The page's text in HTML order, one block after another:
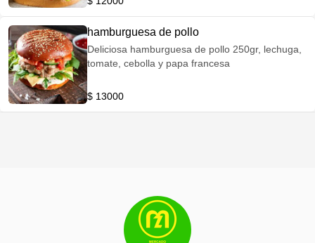
hamburguesa de pollo
Deliciosa hamburguesa de pollo 250gr, lechuga,
tomate, cebolla y papa francesa
$ 13000